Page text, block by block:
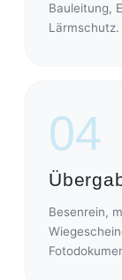
Bauleitung,
Lärmschutz.
04
Besenrein,